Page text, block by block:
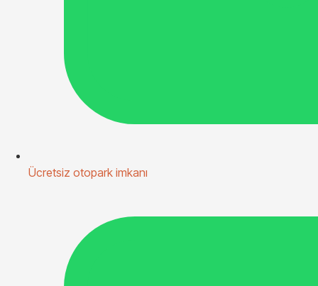
Ücretsiz otopark imkanı